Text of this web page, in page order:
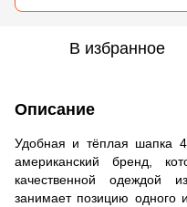
В избранное
Описание
Удобная и тёплая шапка
американский бренд,
качественной одеждой
занимает позицию одного